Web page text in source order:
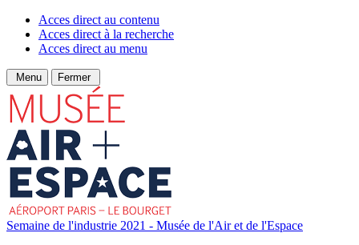
Acces direct au contenu
Acces direct à la recherche
Acces direct au menu
Menu Fermer
Semaine de l'industrie 2021 - Musée de l'Air et de l'Espace